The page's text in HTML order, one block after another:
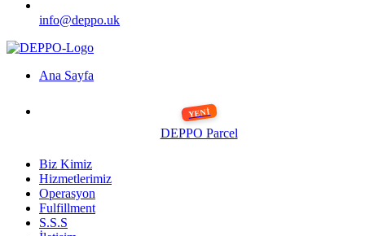
info@deppo.uk
Ana Sayfa
DEPPO Parcel
Biz Kimiz
Hizmetlerimiz
Operasyon
Fulfillment
S.S.S